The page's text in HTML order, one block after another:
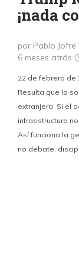
¡nada
por Pablo Jofré
6 meses atrás
22 de febrero de
Resulta que la
extranjera. Si el
infraestructura
Así funciona la
no debate,